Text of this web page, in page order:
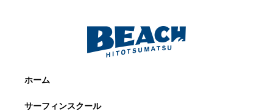
ホーム
サーフィンスクール